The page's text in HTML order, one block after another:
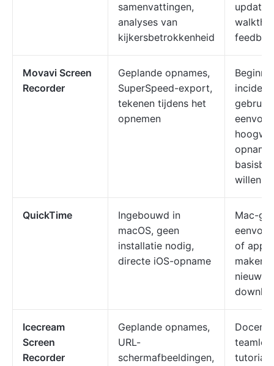
samenvattingen,
analyses van
kijkersbetrokkenheid
updates,
Movavi Screen
Recorder
Geplande opnames,
SuperSpeed-export,
tekenen tijdens het
opnemen
willen
QuickTime
Ingebouwd in
macOS, geen
installatie nodig,
directe iOS-opname
Mac-
of
maken
nieuwe
Icecream
Screen
Recorder
Geplande opnames,
URL-
schermafbeeldingen,